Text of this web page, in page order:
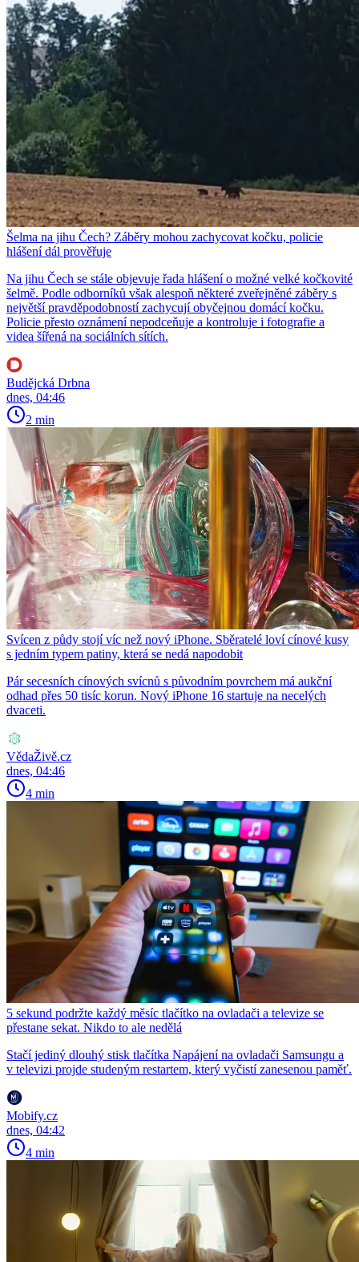
Šelma na jihu Čech? Záběry mohou zachycovat kočku, policie
hlášení dál prověřuje
Na jihu Čech se stále objevuje řada hlášení o možné velké kočkovité
šelmě. Podle odborníků však alespoň některé zveřejněné záběry s
největší pravděpodobností zachycují obyčejnou domácí kočku.
Policie přesto oznámení nepodceňuje a kontroluje i fotografie a
videa šířená na sociálních sítích.
Budějcká Drbna
dnes, 04:46
2 min
Svícen z půdy stojí víc než nový iPhone. Sběratelé loví cínové kusy
s jedním typem patiny, která se nedá napodobit
Pár secesních cínových svícnů s původním povrchem má aukční
odhad přes 50 tisíc korun. Nový iPhone 16 startuje na necelých
dvaceti.
VědaŽivě.cz
dnes, 04:46
4 min
5 sekund podržte každý měsíc tlačítko na ovladači a televize se
přestane sekat. Nikdo to ale nedělá
Stačí jediný dlouhý stisk tlačítka Napájení na ovladači Samsungu a
v televizi projde studeným restartem, který vyčistí zanesenou paměť.
Mobify.cz
dnes, 04:42
4 min